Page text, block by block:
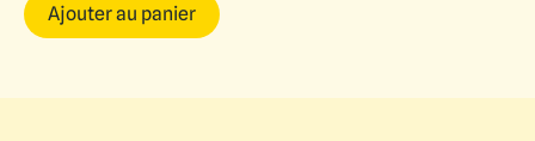
Ajouter au panier